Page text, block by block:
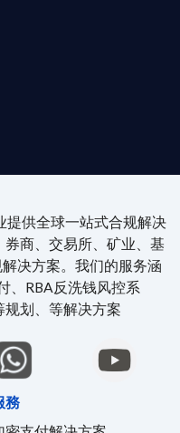
提供全球一站式合规解决
商、交易所、矿业、基
决方案。我们的服务涵
、RBA反洗钱风控系
划、等解决方案
務